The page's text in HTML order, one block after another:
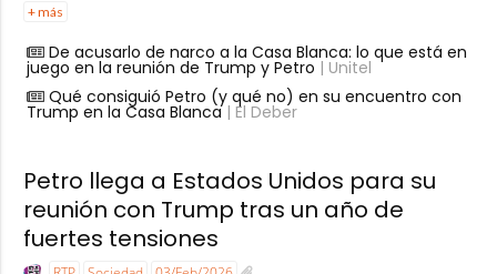
+ más
De acusarlo de narco a la Casa Blanca: lo que está en
juego en la reunión de Trump y Petro | Unitel
Qué consiguió Petro (y qué no) en su encuentro con
Trump en la Casa Blanca| El Deber
Petro llega a Estados Unidos para su
reunión con Trump tras un año de
fuertes tensiones